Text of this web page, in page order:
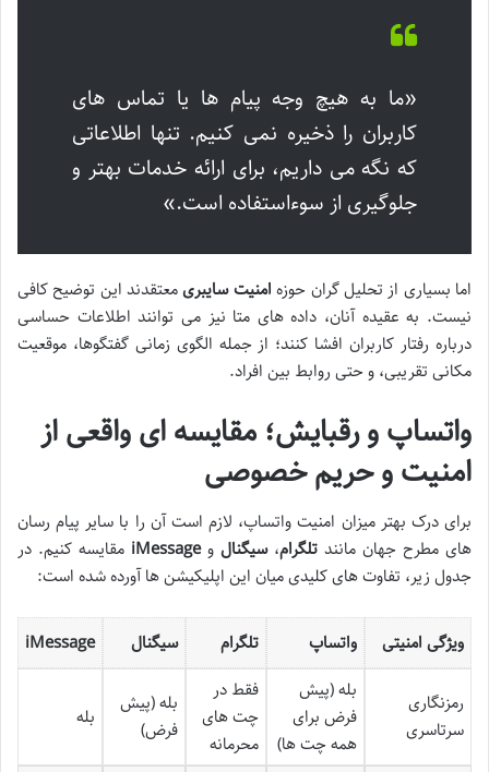
«ما به هیچ وجه پیام ها یا تماس های
کاربران را ذخیره نمی کنیم. تنها اطلاعاتی
که نگه می داریم، برای ارائه خدمات بهتر و
جلوگیری از سوءاستفاده است.»
اما بسیاری از تحلیل گران حوزه امنیت سایبریمعتقدند این توضیح کافی
نیست. به عقیده آنان، داده های متا نیز می توانند اطلاعات حساسی
درباره رفتار کاربران افشا کنند؛ از جمله الگوی زمانی گفتگوها، موقعیت
مکانی تقریبی، و حتی روابط بین افراد.
واتساپ و رقبایش؛ مقایسه ای واقعی از
امنیت و حریم خصوصی
برای درک بهتر میزان امنیت واتساپ، لازم است آن را با سایر پیام رسان
های مطرح جهان مانند تلگرام،سیگنال وiMessage مقایسه کنیم. در
جدول زیر، تفاوت های کلیدی میان این اپلیکیشن ها آورده شده است:
ویژگی امنیتی واتساپ تلگرام سیگنال iMessage
رمزنگاری
سرتاسری
بله (پیش
فرض برای
همه چت ها)
فقط در
چت های
محرمانه
بله (پیش
فرض)
بله